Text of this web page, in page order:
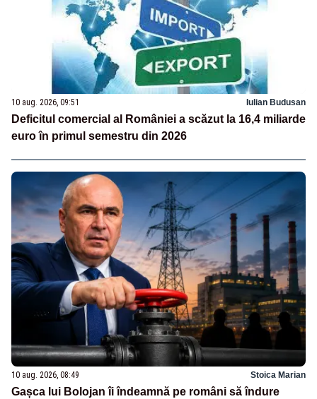
10 aug. 2026, 09:51 Iulian Budusan
Deficitul comercial al României a scăzut la 16,4 miliarde
euro în primul semestru din 2026
10 aug. 2026, 08:49 Stoica Marian
Gașca lui Bolojan îi îndeamnă pe români să îndure